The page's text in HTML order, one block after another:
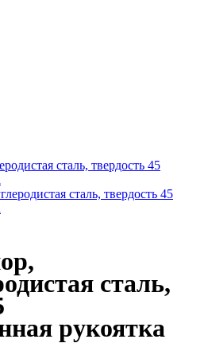
сталь, твердость 45
сталь,
рукоятка